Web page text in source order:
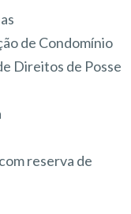
de Condomínio
Direitos de Posse
reserva de